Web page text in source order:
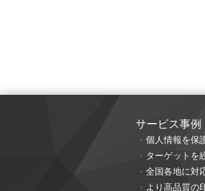
サービス事例
個人情報を保
ターゲットを
全国各地に対
より高品質の